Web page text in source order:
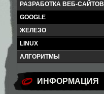
РАЗРАБОТКА ВЕБ-САЙТОВ
GOOGLE
ЖЕЛЕЗО
LINUX
АЛГОРИТМЫ
ИНФОРМАЦИЯ